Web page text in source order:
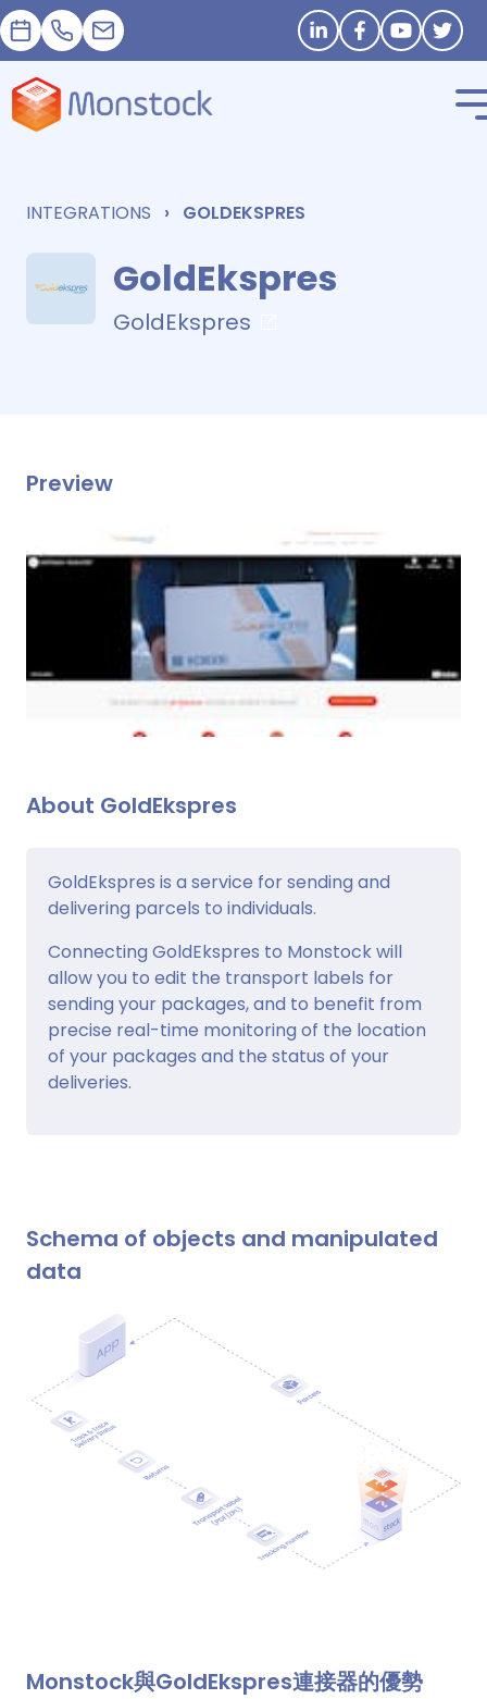
預約 +33 1 83 62 25 41
contact@monstock.net Stay in touch
INTEGRATIONS GOLDEKSPRES
GoldEkspres
GoldEkspres
Preview
About GoldEkspres
GoldEkspres is a service for sending and
delivering parcels to individuals.
Connecting GoldEkspres to Monstock will
allow you to edit the transport labels for
sending your packages, and to benefit from
precise real-time monitoring of the location
of your packages and the status of your
deliveries.
Schema of objects and manipulated
data
Monstock與GoldEkspres連接器的優勢